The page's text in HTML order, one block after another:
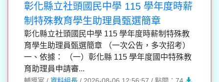
彰化縣立社頭國民中學 115 學年度時薪
制特殊教育學生助理員甄選簡章
彰化縣立社頭國民中學 115 學年度時薪制特殊教
育學生助理員甄選簡章 （一次公告，多次招考）
一、依據： （一）彰化縣 115 學年度國中特殊教
育助理員申請審...
輔導室 / 資料組長 / 2026-08-06 12:56:57 / 點閱：74